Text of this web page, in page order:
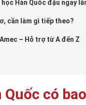
Hàn Quốc đậu ngay
cần làm gì tiếp theo?
– Hỗ trợ từ A đến Z
có